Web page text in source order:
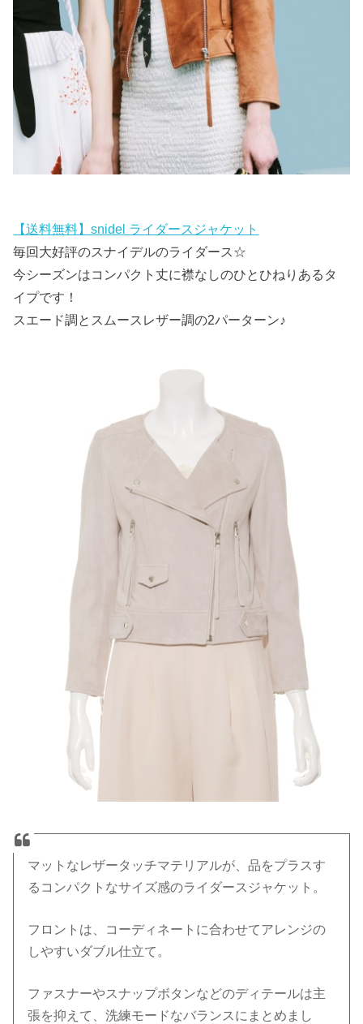
【送料無料】snidel ライダースジャケット
毎回大好評のスナイデルのライダース☆
今シーズンはコンパクト丈に襟なしのひとひねりあるタ
イプです！
スエード調とスムースレザー調の2パーターン♪
マットなレザータッチマテリアルが、品をプラスす
るコンパクトなサイズ感のライダースジャケット。
フロントは、コーディネートに合わせてアレンジの
しやすいダブル仕立て。
ファスナーやスナップボタンなどのディテールは主
張を抑えて、洗練モードなバランスにまとめまし